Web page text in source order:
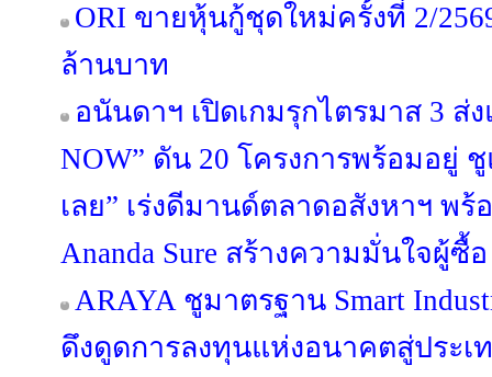
ORI ขายหุ้นกู้ชุดใหม่ครั้งที่ 2/
ล้านบาท
อนันดาฯ เปิดเกมรุกไตรมาส 3 ส่
NOW” ดัน 20 โครงการพร้อมอยู่
เลย” เร่งดีมานด์ตลาดอสังหาฯ พ
Ananda Sure สร้างความมั่นใจผู้ซื้อ
ARAYA ชูมาตรฐาน Smart
ดึงดูดการลงทุนแห่งอนาคตสู่ประเ